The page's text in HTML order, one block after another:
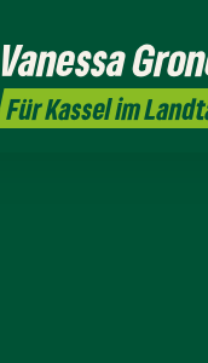
Vanessa
Für Kassel im